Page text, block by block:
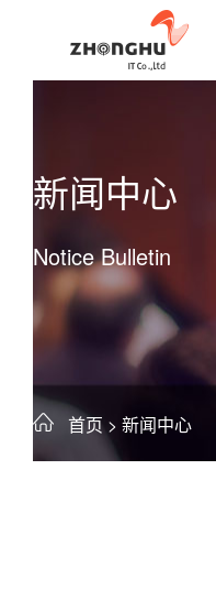
新闻中心
Notice Bulletin
首页 > 新闻中心